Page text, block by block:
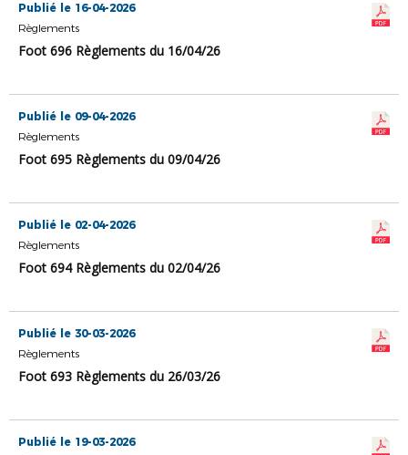
Publié le 16-04-2026
Règlements
Foot 696 Règlements du 16/04/26
Publié le 09-04-2026
Règlements
Foot 695 Règlements du 09/04/26
Publié le 02-04-2026
Règlements
Foot 694 Règlements du 02/04/26
Publié le 30-03-2026
Règlements
Foot 693 Règlements du 26/03/26
Publié le 19-03-2026